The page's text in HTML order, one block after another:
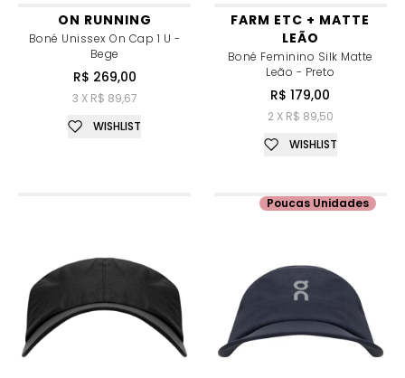
ON RUNNING
Boné Unissex On Cap 1 U -
Bege
R$ 269,00
3 X R$ 89,67
WISHLIST
FARM ETC + MATTE
LEÃO
Boné Feminino Silk Matte
Leão - Preto
R$ 179,00
2 X R$ 89,50
WISHLIST
Poucas Unidades